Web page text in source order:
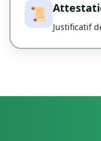
📜
Justificatif